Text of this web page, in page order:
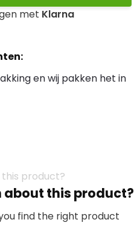
met Klarna
en wij pakken het in
about this product?
find the right product